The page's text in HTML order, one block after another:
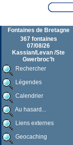
Fontaines de Bretagne
367 fontaines
07/08/26
Kassian/Levan /Ste
Gwerbroc’h
Rechercher
Légendes
Calendrier
Au hasard...
Liens externes
Geocaching